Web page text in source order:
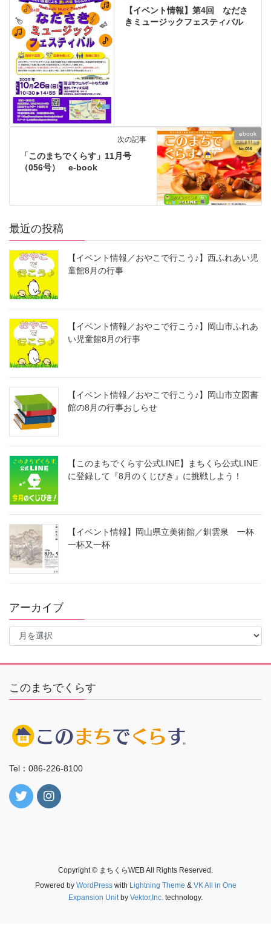
【イベント情報】第4回 なださ
きミュージックフェスティバル
ebook
次の記事
「このまちでくらす」11月号
（056号） e-book
最近の投稿
【イベント情報／おやこで行こう♪】西ふれあい児
童館8月の行事
【イベント情報／おやこで行こう♪】岡山市ふれあ
い児童館8月の行事
【イベント情報／おやこで行こう♪】岡山市立図書
館の8月の行事おしらせ
【このまちでくらす公式LINE】まちくら公式LINE
に登録して『8月のくじびき』に挑戦しよう！
【イベント情報】岡山県立美術館／釧雲泉 一杯
一杯又一杯
アーカイブ
ア
イ
このまちでくらす
Tel：086-226-8100
Copyright © まちくらWEB All Rights Reserved.
Powered by WordPresswith Lightning Theme & VK All in One
Expansion Unitby Vektor,Inc. technology.